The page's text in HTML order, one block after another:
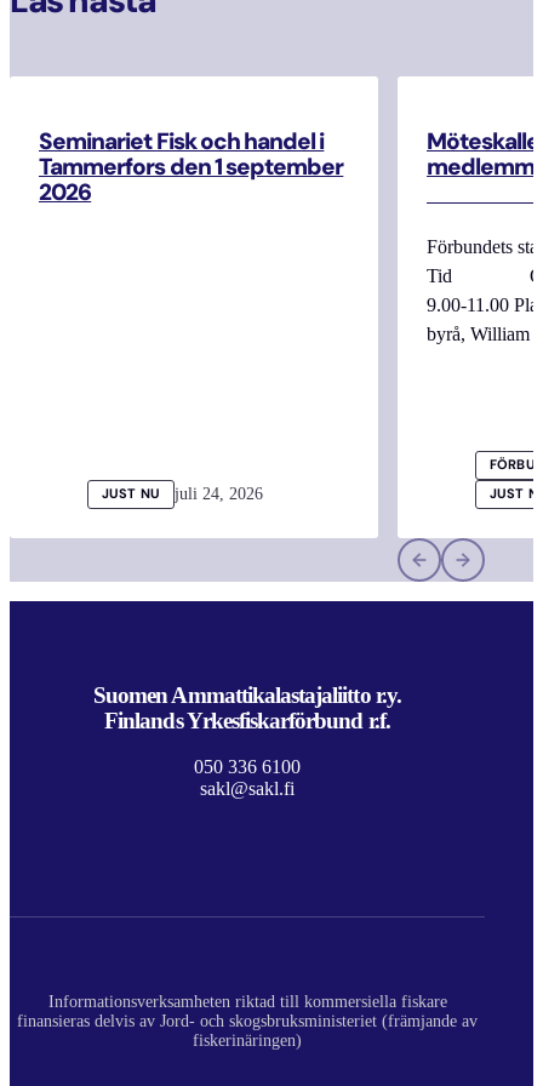
Seminariet Fisk och handel i
Tammerfors den 1 september
2026
JUST NU juli 24, 2026
Förbundets
Tid
9.00-11.00
byrå, William
JUST
Suomen Ammattikalastajaliitto r.y.
Finlands Yrkesfiskarförbund r.f.
050 336 6100
sakl@sakl.fi
Informationsverksamheten riktad till kommersiella fiskare
finansieras delvis av Jord- och skogsbruksministeriet (främjande av
fiskerinäringen)